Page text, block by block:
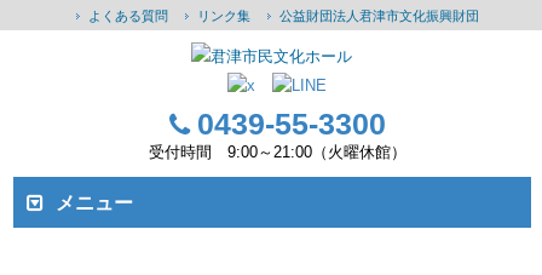
よくある質問 リンク集 公益財団法人君津市文化振興財団
0439-55-3300
受付時間 9:00～21:00（火曜休館）
メニュー